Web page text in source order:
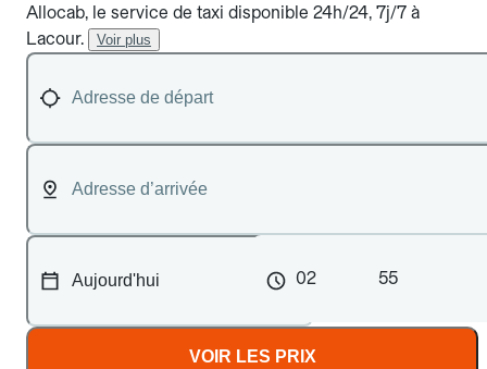
Allocab, le service de taxi disponible 24h/24, 7j/7 à
Lacour.
Voir plus
02 55
VOIR LES PRIX